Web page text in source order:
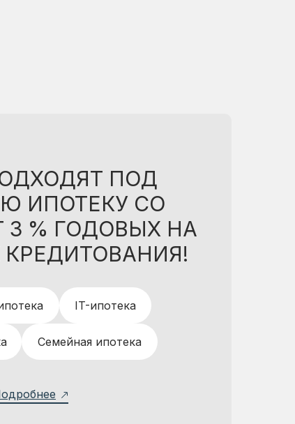
ПОД
ИПОТЕКУ СО
3 % ГОДОВЫХ НА
КРЕДИТОВАНИЯ!
Семейная ипотека
IT-ипотека